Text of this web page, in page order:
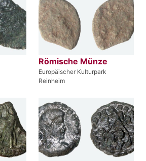
Römische Münze
Europäischer Kulturpark
Reinheim